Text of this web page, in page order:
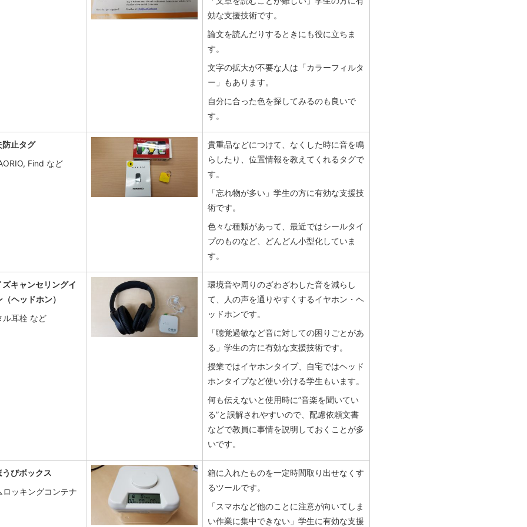
効な支援技術です。
論文を読んだりするときにも役に立ちま
す。
文字の拡大が不要な人は「カラーフィルタ
ー」もあります。
自分に合った色を探してみるのも良いで
す。
止タグ
Find など
貴重品などにつけて、なくした時に音を鳴
らしたり、位置情報を教えてくれるタグで
す。
「忘れ物が多い」学生の方に有効な支援技
術です。
色々な種類があって、最近ではシールタイ
プのものなど、どんどん小型化していま
す。
キャンセリングイ
ヘッドホン）
ル耳栓 など
環境音や周りのざわざわした音を減らし
て、人の声を通りやすくするイヤホン・ヘ
ッドホンです。
「聴覚過敏など音に対しての困りごとがあ
る」学生の方に有効な支援技術です。
授業ではイヤホンタイプ、自宅ではヘッド
ホンタイプなど使い分ける学生もいます。
何も伝えないと使用時に”音楽を聞いてい
る”と誤解されやすいので、配慮依頼文書
などで教員に事情を説明しておくことが多
いです。
びボックス
ロッキングコンテナ
箱に入れたものを一定時間取り出せなくす
るツールです。
「スマホなど他のことに注意が向いてしま
い作業に集中できない」学生に有効な支援